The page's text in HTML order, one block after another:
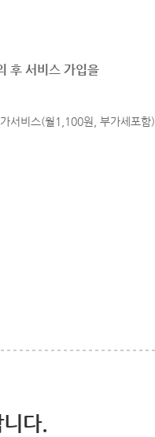
후 서비스 가입을
서비스(월1,100원, 부가세포함)
다.